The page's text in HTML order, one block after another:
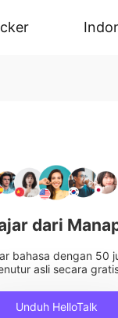
dari
bahasa dengan 50
asli secara
Unduh HelloTalk